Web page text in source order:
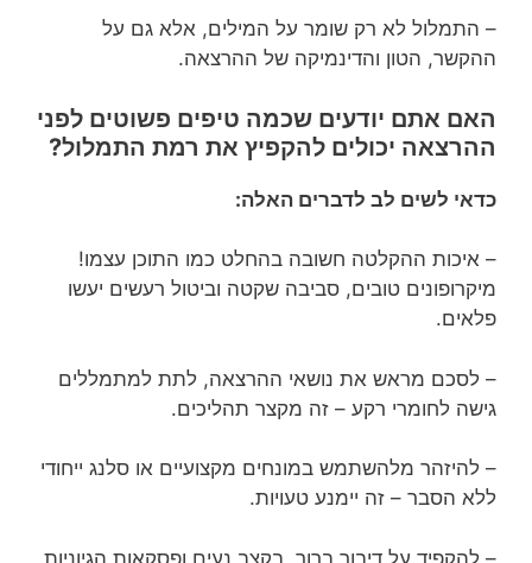
– התמלול לא רק שומר על המילים, אלא גם על
ההקשר, הטון והדינמיקה של ההרצאה.
האם אתם יודעים שכמה טיפים פשוטים לפני
ההרצאה יכולים להקפיץ את רמת התמלול?
כדאי לשים לב לדברים האלה:
– איכות ההקלטה חשובה בהחלט כמו התוכן עצמו!
מיקרופונים טובים, סביבה שקטה וביטול רעשים יעשו
פלאים.
– לסכם מראש את נושאי ההרצאה, לתת למתמללים
גישה לחומרי רקע – זה מקצר תהליכים.
– להיזהר מלהשתמש במונחים מקצועיים או סלנג ייחודי
ללא הסבר – זה יימנע טעויות.
– להקפיד על דיבור ברור, בקצב נעים ופסקאות הגיוניות.